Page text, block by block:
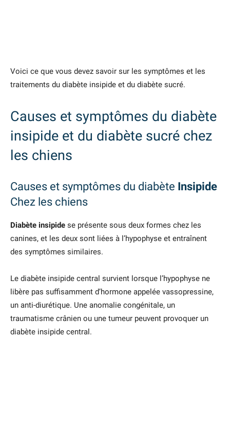
Voici ce que vous devez savoir sur les symptômes et les
traitements du diabète insipide et du diabète sucré.
Causes et symptômes du diabète
insipide et du diabète sucré chez
les chiens
Causes et symptômes du diabète Insipide
Chez les chiens
Diabète insipide se présente sous deux formes chez les
canines, et les deux sont liées à l’hypophyse et entraînent
des symptômes similaires.
Le diabète insipide central survient lorsque l’hypophyse ne
libère pas suffisamment d’hormone appelée vassopressine,
un anti-diurétique. Une anomalie congénitale, un
traumatisme crânien ou une tumeur peuvent provoquer un
diabète insipide central.